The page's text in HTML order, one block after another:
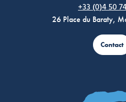
+33 (0)4 50
26 Place du Baraty,
Contact